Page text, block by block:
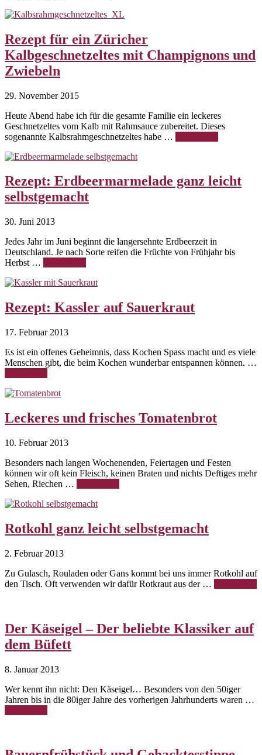
Rezept für ein Züricher
Kalbgeschnetzeltes mit Champignons und
Zwiebeln
29. November 2015
Heute Abend habe ich für die gesamte Familie ein leckeres
Geschnetzeltes vom Kalb mit Rahmsauce zubereitet. Dieses
sogenannte Kalbsrahmgeschnetzeltes habe …
Rezept: Erdbeermarmelade ganz leicht
selbstgemacht
30. Juni 2013
Jedes Jahr im Juni beginnt die langersehnte Erdbeerzeit in
Deutschland. Je nach Sorte reifen die Früchte von Frühjahr bis
Herbst …
Rezept: Kassler auf Sauerkraut
17. Februar 2013
Es ist ein offenes Geheimnis, dass Kochen Spass macht und es viele
Menschen gibt, die beim Kochen wunderbar entspannen können. …
Leckeres und frisches Tomatenbrot
10. Februar 2013
Besonders nach langen Wochenenden, Feiertagen und Festen
können wir oft kein Fleisch, keinen Braten und nichts Deftiges mehr
Sehen, Riechen …
Rotkohl ganz leicht selbstgemacht
2. Februar 2013
Zu Gulasch, Rouladen oder Gans kommt bei uns immer Rotkohl auf
den Tisch. Oft verwenden wir dafür Rotkraut aus der …
Der Käseigel – Der beliebte Klassiker auf
dem Büfett
8. Januar 2013
Wer kennt ihn nicht: Den Käseigel… Besonders von den 50iger
Jahren bis in die 80iger Jahre des vorherigen Jahrhunderts waren …